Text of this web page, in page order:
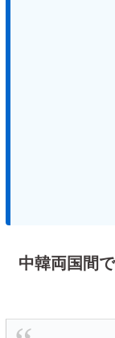
中韓両国間